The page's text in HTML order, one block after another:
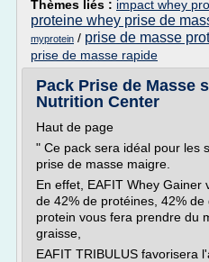
Thèmes liés : impact whey
proteine whey prise de
myprotein / prise de masse
prise de masse rapide
Pack Prise de Masse
Nutrition Center
Haut de page
" Ce pack sera idéal pour les
prise de masse maigre.
En effet, EAFIT Whey Gainer
de 42% de protéines, 42%
protein vous fera prendre du
graisse,
EAFIT TRIBULUS favorisera